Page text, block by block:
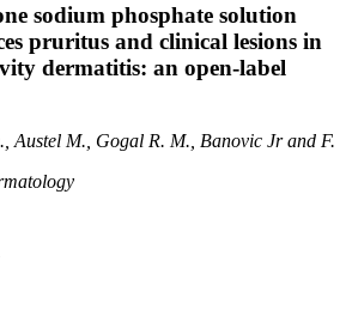
sodium phosphate solution
pruritus and clinical lesions in
dermatitis: an open-label
Austel M., Gogal R. M., Banovic Jr and F.